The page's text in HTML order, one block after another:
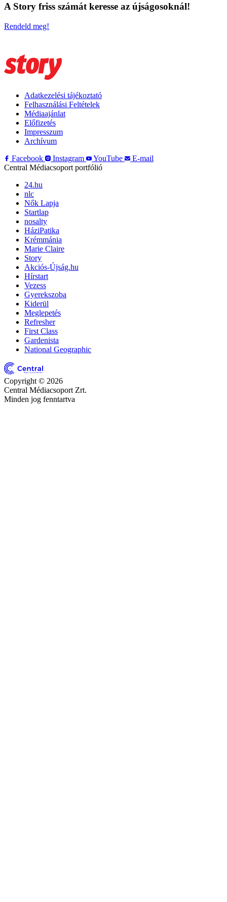
A Story friss számát keresse az újságosoknál!
Rendeld meg!
Adatkezelési tájékoztató
Felhasználási Feltételek
Médiaajánlat
Előfizetés
Impresszum
Archívum
Facebook
Instagram YouTube
E-mail
Central Médiacsoport portfólió
24.hu
nlc
Nők Lapja
Startlap
nosalty
HáziPatika
Krémmánia
Marie Claire
Story
Akciós-Újság.hu
Hírstart
Vezess
Gyerekszoba
Kiderül
Meglepetés
Refresher
First Class
Gardenista
National Geographic
Copyright © 2026
Central Médiacsoport Zrt.
Minden jog fenntartva